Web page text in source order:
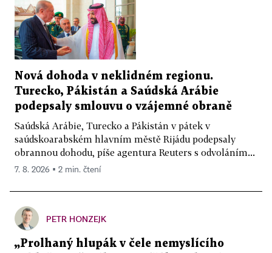
Nová dohoda v neklidném regionu.
Turecko, Pákistán a Saúdská Arábie
podepsaly smlouvu o vzájemné obraně
Saúdská Arábie, Turecko a Pákistán v pátek v
saúdskoarabském hlavním městě Rijádu podepsaly
obrannou dohodu, píše agentura Reuters s odvoláním...
7. 8. 2026 ▪ 2 min. čtení
PETR HONZEJK
„Prolhaný hlupák v čele nemyslícího